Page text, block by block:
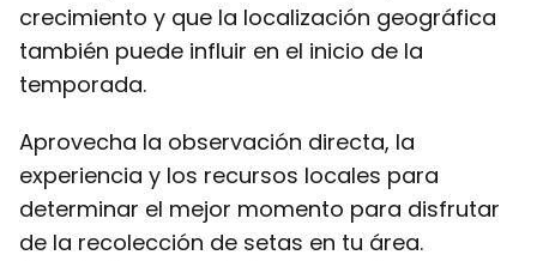
crecimiento y que la localización geográfica
también puede influir en el inicio de la
temporada.
Aprovecha la observación directa, la
experiencia y los recursos locales para
determinar el mejor momento para disfrutar
de la recolección de setas en tu área.